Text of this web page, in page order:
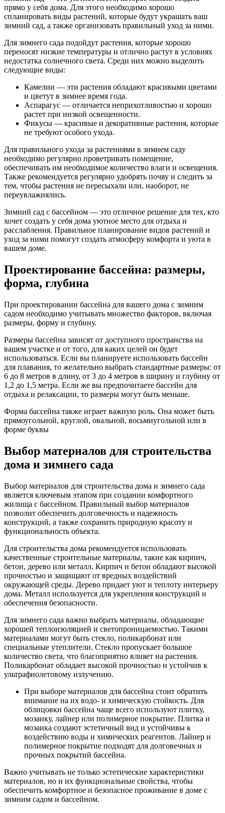
прямо у себя дома. Для этого необходимо хорошо
спланировать виды растений, которые будут украшать ваш
зимний сад, а также организовать правильный уход за ними.
Для зимнего сада подойдут растения, которые хорошо
переносят низкие температуры и отлично растут в условиях
недостатка солнечного света. Среди них можно выделить
следующие виды:
Камелии — эти растения обладают красивыми цветами
и цветут в зимнее время года.
Аспарагус — отличается неприхотливостью и хорошо
растет при низкой освещенности.
Фикусы — красивые и декоративные растения, которые
не требуют особого ухода.
Для правильного ухода за растениями в зимнем саду
необходимо регулярно проветривать помещение,
обеспечивать им необходимое количество влаги и освещения.
Также рекомендуется регулярно удобрять почву и следить за
тем, чтобы растения не пересыхали или, наоборот, не
переувлажнялись.
Зимний сад с бассейном — это отличное решение для тех, кто
хочет создать у себя дома уютное место для отдыха и
расслабления. Правильное планирование видов растений и
уход за ними помогут создать атмосферу комфорта и уюта в
вашем доме.
Проектирование бассейна: размеры,
форма, глубина
При проектировании бассейна для вашего дома с зимним
садом необходимо учитывать множество факторов, включая
размеры, форму и глубину.
Размеры бассейна зависят от доступного пространства на
вашем участке и от того, для каких целей он будет
использоваться. Если вы планируете использовать бассейн
для плавания, то желательно выбрать стандартные размеры: от
6 до 8 метров в длину, от 3 до 4 метров в ширину и глубину от
1,2 до 1,5 метра. Если же вы предпочитаете бассейн для
отдыха и релаксации, то размеры могут быть меньше.
Форма бассейна также играет важную роль. Она может быть
прямоугольной, круглой, овальной, восьмиугольной или в
форме буквы
Выбор материалов для строительства
дома и зимнего сада
Выбор материалов для строительства дома и зимнего сада
является ключевым этапом при создании комфортного
жилища с бассейном. Правильный выбор материалов
позволит обеспечить долговечность и надежность
конструкций, а также сохранить природную красоту и
функциональность объекта.
Для строительства дома рекомендуется использовать
качественные строительные материалы, такие как кирпич,
бетон, дерево или металл. Кирпич и бетон обладают высокой
прочностью и защищают от вредных воздействий
окружающей среды. Дерево придает уют и теплоту интерьеру
дома. Металл используется для укрепления конструкций и
обеспечения безопасности.
Для зимнего сада важно выбрать материалы, обладающие
хорошей теплоизоляцией и светопроницаемостью. Такими
материалами могут быть стекло, поликарбонат или
специальные утеплители. Стекло пропускает большое
количество света, что благоприятно влияет на растения.
Поликарбонат обладает высокой прочностью и устойчив к
ультрафиолетовому излучению.
При выборе материалов для бассейна стоит обратить
внимание на их водо- и химическую стойкость. Для
облицовки бассейна чаще всего используют плитку,
мозаику, лайнер или полимерное покрытие. Плитка и
мозаика создают эстетичный вид и устойчивы к
воздействию воды и химических реагентов. Лайнер и
полимерное покрытие подходят для долговечных и
прочных покрытий бассейна.
Важно учитывать не только эстетические характеристики
материалов, но и их функциональные свойства, чтобы
обеспечить комфортное и безопасное проживание в доме с
зимним садом и бассейном.